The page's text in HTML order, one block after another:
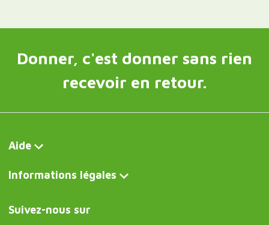
Donner, c'est donner sans rien
recevoir en retour.
Aide
Informations légales
Suivez-nous sur